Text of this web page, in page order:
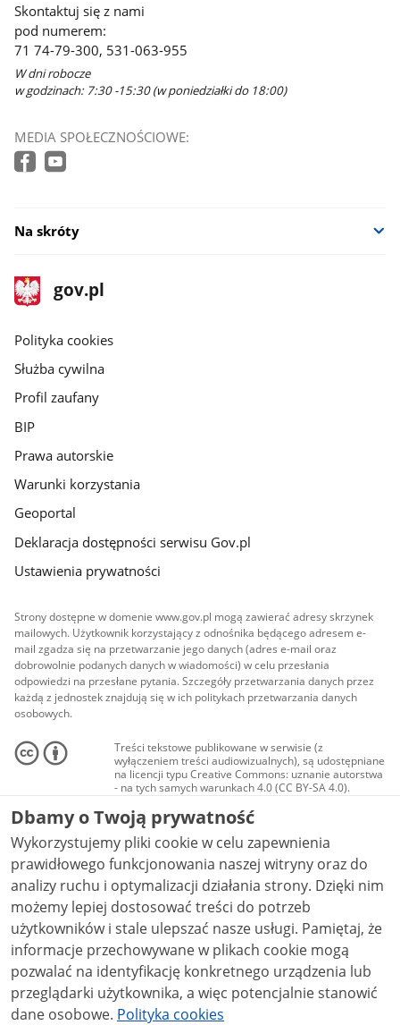
Skontaktuj się z nami
pod numerem:
71 74-79-300, 531-063-955
W dni robocze
w godzinach: 7:30 -15:30 (w poniedziałki do 18:00)
MEDIA SPOŁECZNOŚCIOWE:
Na skróty
stopka
gov.pl
Strona
gov.pl
gov.pl
Polityka cookies
Służba cywilna
Profil zaufany
BIP
Prawa autorskie
Warunki korzystania
Geoportal
Deklaracja dostępności serwisu Gov.pl
Ustawienia prywatności
Strony dostępne w domenie www.gov.pl mogą zawierać adresy skrzynek
mailowych. Użytkownik korzystający z odnośnika będącego adresem e-
mail zgadza się na przetwarzanie jego danych (adres e-mail oraz
dobrowolnie podanych danych w wiadomości) w celu przesłania
odpowiedzi na przesłane pytania. Szczegóły przetwarzania danych przez
każdą z jednostek znajdują się w ich politykach przetwarzania danych
osobowych.
Treści tekstowe publikowane w serwisie (z
wyłączeniem treści audiowizualnych), są udostępniane
na licencji typu Creative Commons: uznanie autorstwa
- na tych samych warunkach 4.0 (CC BY-SA 4.0).
Materiały audiowizualne, w tym zdjęcia, materiały
audio i wideo, są udostępniane na licencji typu
Creative Commons: uznanie autorstwa użycie
niekomercyjne - bez utworów zależnych 4.0 (CC BY-
NC-ND 4.0), o ile nie jest to stwierdzone inaczej.
Dbamy o Twoją prywatność
Wykorzystujemy pliki cookie w celu zapewnienia
prawidłowego funkcjonowania naszej witryny oraz do
analizy ruchu i optymalizacji działania strony. Dzięki nim
możemy lepiej dostosować treści do potrzeb
użytkowników i stale ulepszać nasze usługi. Pamiętaj, że
informacje przechowywane w plikach cookie mogą
pozwalać na identyfikację konkretnego urządzenia lub
przeglądarki użytkownika, a więc potencjalnie stanowić
dane osobowe. Polityka cookies